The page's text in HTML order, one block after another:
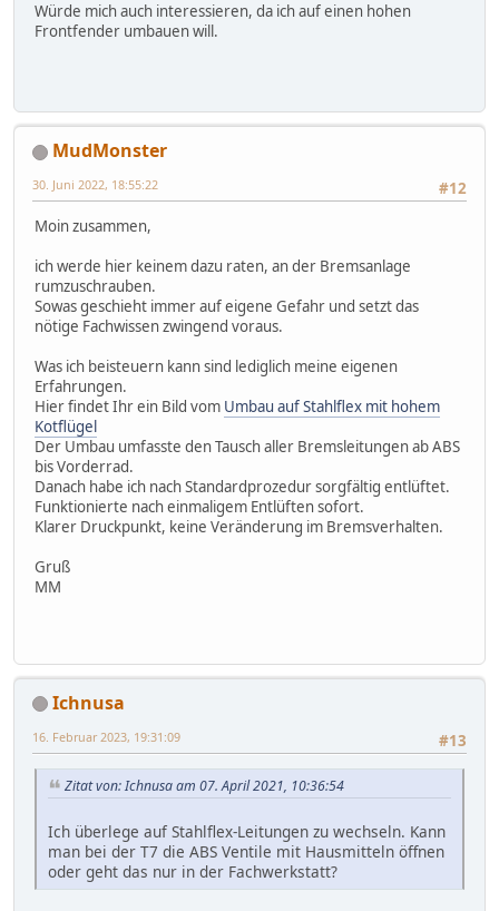
Würde mich auch interessieren, da ich auf einen hohen
Frontfender umbauen will.
MudMonster
#12
30. Juni 2022, 18:55:22
Moin zusammen,
ich werde hier keinem dazu raten, an der Bremsanlage
rumzuschrauben.
Sowas geschieht immer auf eigene Gefahr und setzt das
nötige Fachwissen zwingend voraus.
Was ich beisteuern kann sind lediglich meine eigenen
Erfahrungen.
Hier findet Ihr ein Bild vom Umbau auf Stahlflex mit hohem
Kotflügel
Der Umbau umfasste den Tausch aller Bremsleitungen ab ABS
bis Vorderrad.
Danach habe ich nach Standardprozedur sorgfältig entlüftet.
Funktionierte nach einmaligem Entlüften sofort.
Klarer Druckpunkt, keine Veränderung im Bremsverhalten.
Gruß
MM
Ichnusa
#13
16. Februar 2023, 19:31:09
Zitat von: Ichnusa am 07. April 2021, 10:36:54
Ich überlege auf Stahlflex-Leitungen zu wechseln. Kann
man bei der T7 die ABS Ventile mit Hausmitteln öffnen
oder geht das nur in der Fachwerkstatt?